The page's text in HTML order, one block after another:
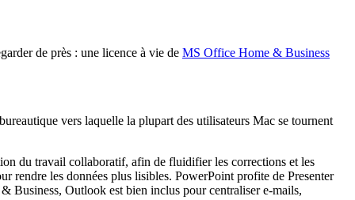
de près : une licence à vie de MS Office Home & Business
vers laquelle la plupart des utilisateurs Mac se tournent
du travail collaboratif, afin de fluidifier les corrections et les
rendre les données plus lisibles. PowerPoint profite de Presenter
Business, Outlook est bien inclus pour centraliser e-mails,